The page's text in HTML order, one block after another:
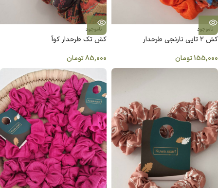
ناموجود
کش ۲ تایی نارنجی طرحدار
155,000تومان
ناموجود
کش تک طرحدار کوآ
85,000تومان